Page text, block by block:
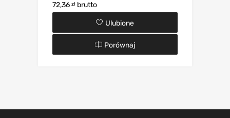
72,36 zł brutto
Ulubione
Porównaj